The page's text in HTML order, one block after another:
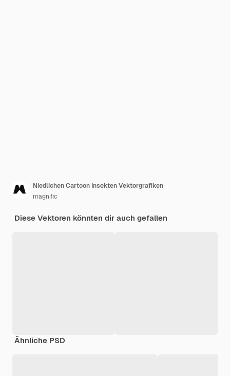
Niedlichen Cartoon Insekten Vektorgrafiken
magnific
Diese Vektoren könnten dir auch gefallen
Ähnliche PSD